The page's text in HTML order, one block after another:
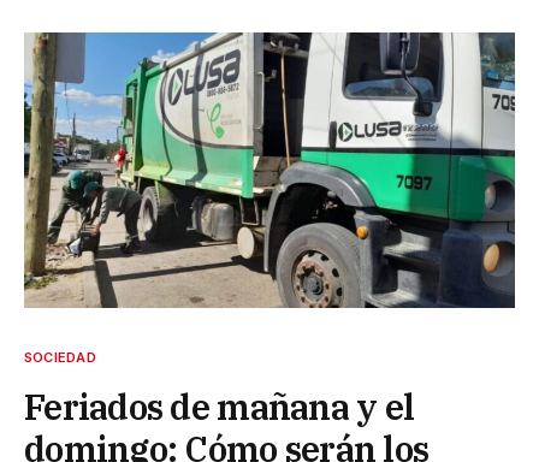
SOCIEDAD
Feriados de mañana y el
domingo: Cómo serán los